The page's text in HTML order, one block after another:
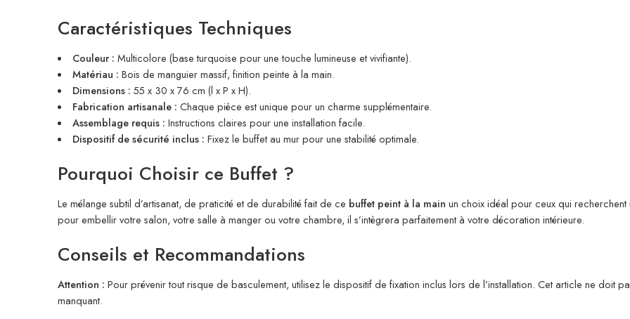
Caractéristiques Techniques
Couleur : Multicolore (base turquoise pour une touche lumineuse et vivifiante).
Matériau : Bois de manguier massif, finition peinte à la main.
Dimensions : 55 x 30 x 76 cm (l x P x H).
Fabrication artisanale : Chaque pièce est unique pour un charme supplémentaire.
Assemblage requis : Instructions claires pour une installation facile.
Dispositif de sécurité inclus : Fixez le buffet au mur pour une stabilité optimale.
Pourquoi Choisir ce Buffet ?
Le mélange subtil d’artisanat, de praticité et de durabilité fait de ce buffet peint à la main un choix idéal pour ceux qui
pour embellir votre salon, votre salle à manger ou votre chambre, il s’intègrera parfaitement à votre décoration intérieure.
Conseils et Recommandations
Attention : Pour prévenir tout risque de basculement, utilisez le dispositif de fixation inclus lors de l’installation. Cet article ne doit
manquant.